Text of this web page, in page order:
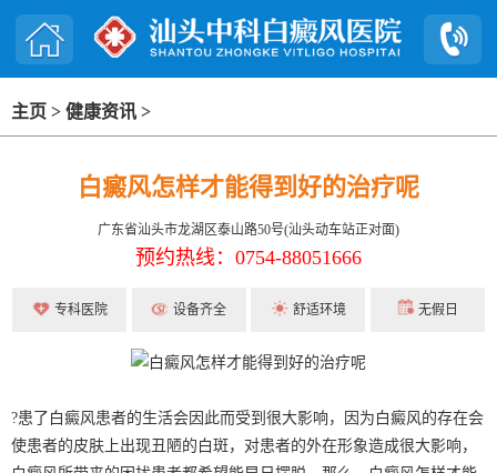
主页 > 健康资讯 >
白癜风怎样才能得到好的治疗呢
广东省汕头市龙湖区泰山路50号(汕头动车站正对面)
预约热线：0754-88051666
专科医院 设备齐全 舒适环境 无假日
?患了白癜风患者的生活会因此而受到很大影响，因为白癜风的存在会
使患者的皮肤上出现丑陋的白斑，对患者的外在形象造成很大影响，